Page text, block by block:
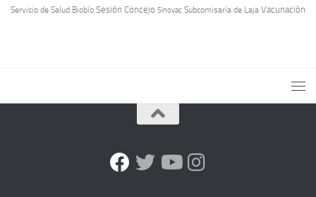
Servicio de Salud Biobío Sesión Concejo Sinovac Subcomisaría de Laja Vacunación